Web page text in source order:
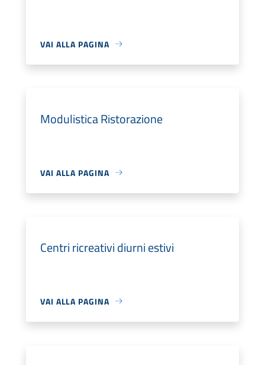
VAI ALLA PAGINA
Modulistica Ristorazione
VAI ALLA PAGINA
Centri ricreativi diurni estivi
VAI ALLA PAGINA